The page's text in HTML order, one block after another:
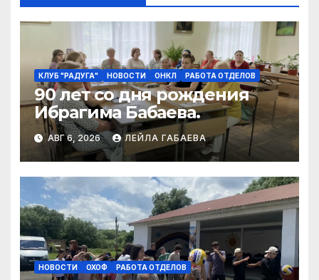
КЛУБ "РАДУГА" НОВОСТИ ОНКЛ РАБОТА ОТДЕЛОВ
90 лет со дня рождения
Ибрагима Бабаева.
АВГ 6, 2026 ЛЕЙЛА ГАБАЕВА
НОВОСТИ ОХОФ РАБОТА ОТДЕЛОВ